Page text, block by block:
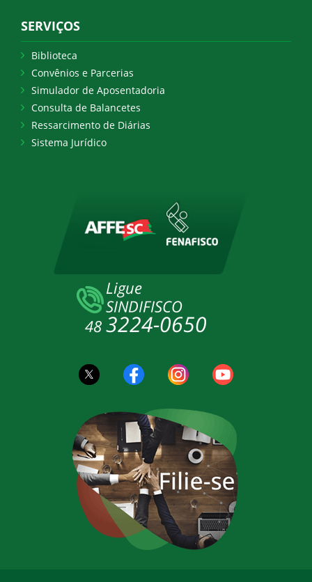
SERVIÇOS
Biblioteca
Convênios e Parcerias
Simulador de Aposentadoria
Consulta de Balancetes
Ressarcimento de Diárias
Sistema Jurídico